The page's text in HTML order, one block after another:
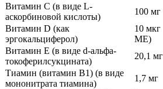
Витамин С (в виде L-
аскорбиновой кислоты)
100 мг
Витамин D (как
эргокальциферол)
10 мкг
МЕ)
Витамин Е (в виде d-альфа-
токоферилсукцината)
20,1 мг
Тиамин (витамин B1) (в виде
мононитрата тиамина)
1,7 мг